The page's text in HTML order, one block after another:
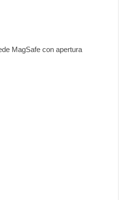
MagSafe con apertura